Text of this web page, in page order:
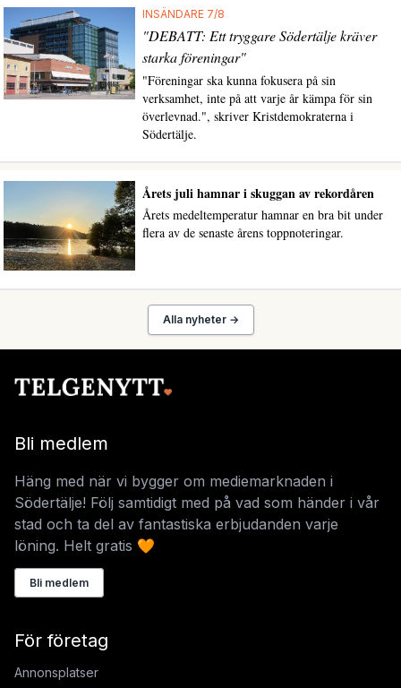
INSÄNDARE 7/8
"DEBATT: Ett tryggare Södertälje kräver
starka föreningar"
"Föreningar ska kunna fokusera på sin
verksamhet, inte på att varje år kämpa för sin
överlevnad.", skriver Kristdemokraterna i
Södertälje.
Årets juli hamnar i skuggan av rekordåren
Årets medeltemperatur hamnar en bra bit under
flera av de senaste årens toppnoteringar.
Alla nyheter →
Bli medlem
Häng med när vi bygger om mediemarknaden i
Södertälje! Följ samtidigt med på vad som händer i vår
stad och ta del av fantastiska erbjudanden varje
löning. Helt gratis 🧡
Bli medlem
För företag
Annonsplatser